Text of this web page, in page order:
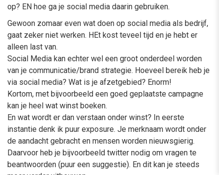
op? EN hoe ga je social media daarin gebruiken.
Gewoon zomaar even wat doen op social media als bedrijf,
gaat zeker niet werken. HEt kost teveel tijd en je hebt er
alleen last van.
Social Media kan echter wel een groot onderdeel worden
van je communicatie/brand strategie. Hoeveel bereik heb je
via social media? Wat is je afzetgebied? Enorm!
Kortom, met bijvoorbeeld een goed geplaatste campagne
kan je heel wat winst boeken.
En wat wordt er dan verstaan onder winst? In eerste
instantie denk ik puur exposure. Je merknaam wordt onder
de aandacht gebracht en mensen worden nieuwsgierig.
Daarvoor heb je bijvoorbeeld twitter nodig om vragen te
beantwoorden (puur een suggestie). En dit kan je steeds